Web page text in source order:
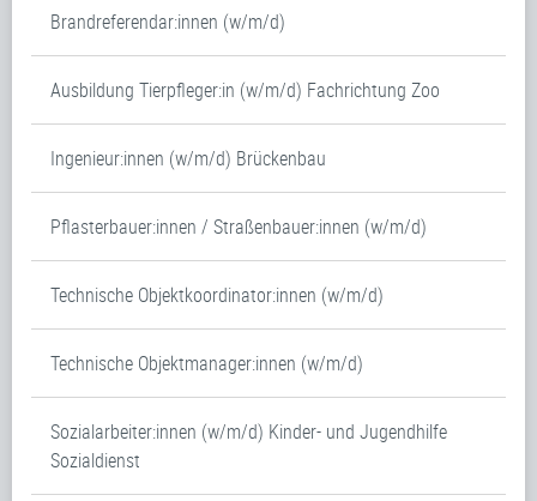
Brandreferendar:innen (w/m/d)
Ausbildung Tierpfleger:in (w/m/d) Fachrichtung Zoo
Ingenieur:innen (w/m/d) Brückenbau
Pflasterbauer:innen / Straßenbauer:innen (w/m/d)
Technische Objektkoordinator:innen (w/m/d)
Technische Objektmanager:innen (w/m/d)
Sozialarbeiter:innen (w/m/d) Kinder- und Jugendhilfe
Sozialdienst